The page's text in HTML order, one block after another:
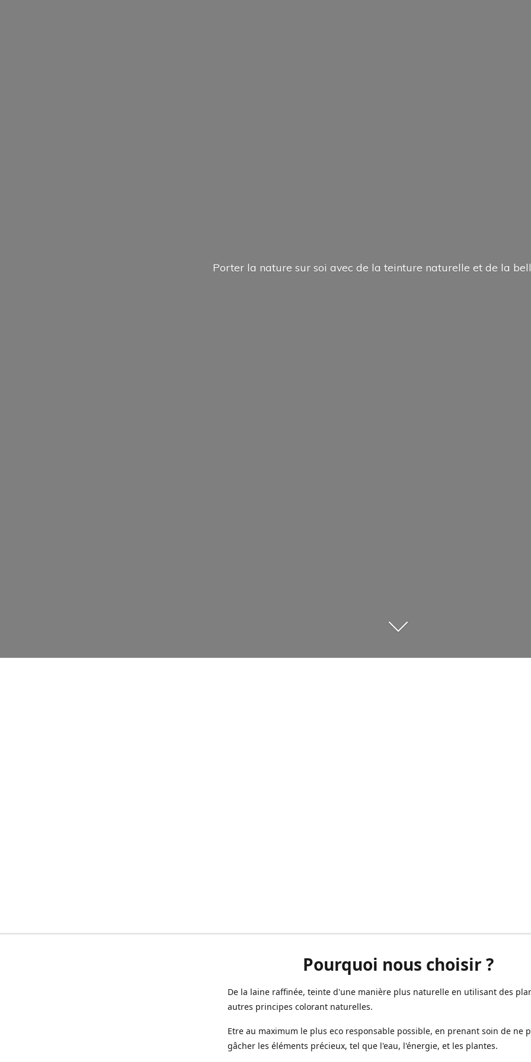
Porter la nature sur soi avec de la teinture naturelle et de la
Pourquoi nous choisir ?
De la laine raffinée, teinte d'une manière plus naturelle en utilisant des
autres principes colorant naturelles.
Etre au maximum le plus eco responsable possible, en prenant soin de ne
gâcher les éléments précieux, tel que l'eau, l'énergie, et les plantes.